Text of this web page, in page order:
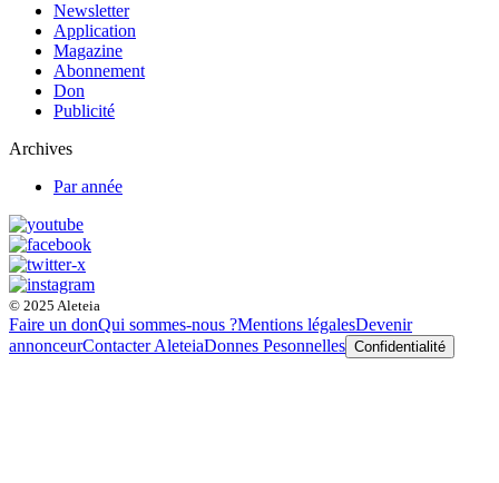
Newsletter
Application
Magazine
Abonnement
Don
Publicité
Archives
Par année
© 2025 Aleteia
Faire un donQui sommes-nous ?Mentions légalesDevenir
annonceurContacter AleteiaDonnes Pesonnelles Confidentialité